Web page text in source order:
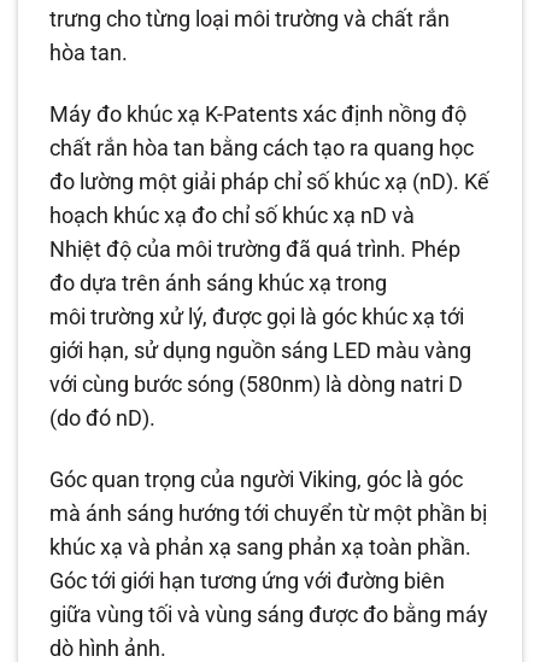
trưng cho từng loại môi trường và chất rắn
hòa tan.
Máy đo khúc xạ K-Patents xác định nồng độ
chất rắn hòa tan bằng cách tạo ra quang học
đo lường một giải pháp chỉ số khúc xạ (nD). Kế
hoạch khúc xạ đo chỉ số khúc xạ nD và
Nhiệt độ của môi trường đã quá trình. Phép
đo dựa trên ánh sáng khúc xạ trong
môi trường xử lý, được gọi là góc khúc xạ tới
giới hạn, sử dụng nguồn sáng LED màu vàng
với cùng bước sóng (580nm) là dòng natri D
(do đó nD).
Góc quan trọng của người Viking, góc là góc
mà ánh sáng hướng tới chuyển từ một phần bị
khúc xạ và phản xạ sang phản xạ toàn phần.
Góc tới giới hạn tương ứng với đường biên
giữa vùng tối và vùng sáng được đo bằng máy
dò hình ảnh.